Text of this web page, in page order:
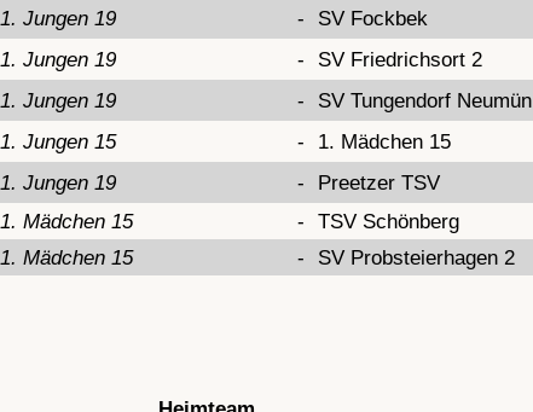
1. Jungen 19 - SV Fockbek
1. Jungen 19 - SV Friedrichsort 2
1. Jungen 19 -
SV Tungendorf Neumün
1. Jungen 15 -
1. Mädchen 15
1. Jungen 19 -
Preetzer TSV
1. Mädchen 15 -
TSV Schönberg
1. Mädchen 15 - SV Probsteierhagen 2